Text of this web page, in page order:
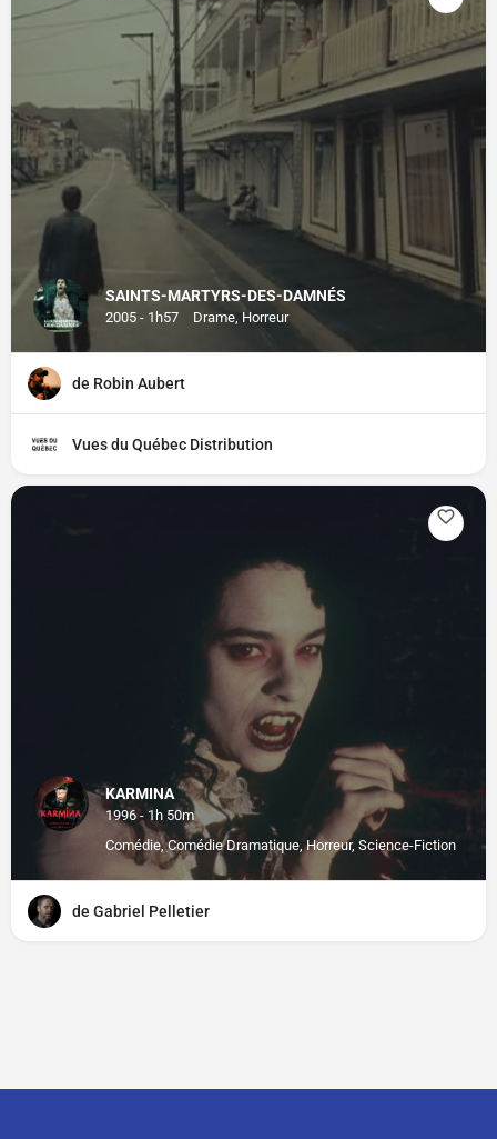
SAINTS-MARTYRS-DES-DAMNÉS
2005 - 1h57 Drame, Horreur
de Robin Aubert
Vues du Québec Distribution
KARMINA
1996 - 1h 50m
Comédie, Comédie Dramatique, Horreur, Science-Fiction
de Gabriel Pelletier